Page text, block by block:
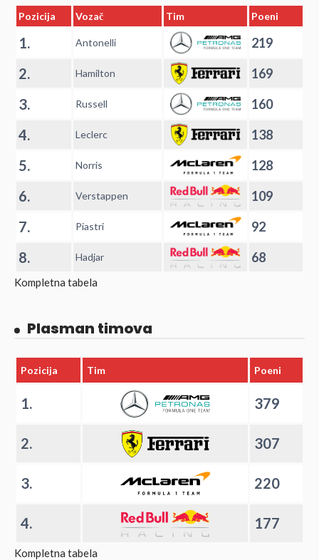
Pozicija Vozač Tim Poeni
1. Antonelli 219
2. Hamilton 169
3. Russell 160
4. Leclerc 138
5. Norris 128
6. Verstappen 109
7. Piastri 92
8. Hadjar 68
Kompletna tabela
Plasman timova
Pozicija Tim Poeni
1. 379
2. 307
3. 220
4. 177
Kompletna tabela